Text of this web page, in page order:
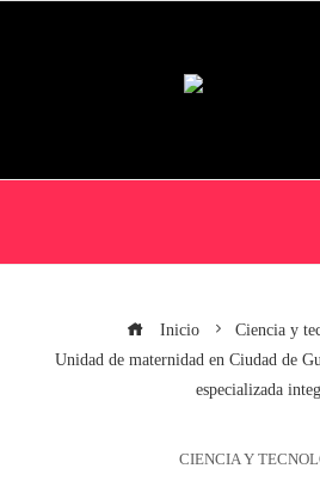
Inicio
Ciencia y
Unidad de maternidad en Ciudad de
especializada
CIENCIA Y